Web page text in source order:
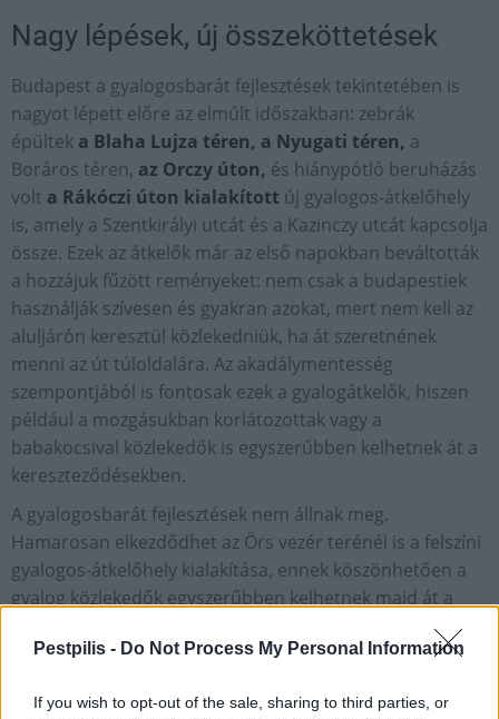
Pestpilis - Do Not Process My Personal Information
If you wish to opt-out of the sale, sharing to third parties, or
Nagy lépések, új összeköttetések
Budapest a gyalogosbarát fejlesztések tekintetében is
nagyot lépett előre az elmúlt időszakban: zebrák
épültek a Blaha Lujza téren, a Nyugati téren, a
Boráros téren, az Orczy úton, és hiánypótló beruházás
volt a Rákóczi úton kialakított új gyalogos-átkelőhely
is, amely a Szentkirályi utcát és a Kazinczy utcát kapcsolja
össze. Ezek az átkelők már az első napokban beváltották
a hozzájuk fűzött reményeket: nem csak a budapestiek
használják szívesen és gyakran azokat, mert nem kell az
aluljárón keresztül közlekedniük, ha át szeretnének
menni az út túloldalára. Az akadálymentesség
szempontjából is fontosak ezek a gyalogátkelők, hiszen
például a mozgásukban korlátozottak vagy a
babakocsival közlekedők is egyszerűbben kelhetnek át a
kereszteződésekben.
A gyalogosbarát fejlesztések nem állnak meg.
Hamarosan elkezdődhet az Örs vezér terénél is a felszíni
gyalogos-átkelőhely kialakítása, ennek köszönhetően a
gyalog közlekedők egyszerűbben kelhetnek majd át a
gyalogosátkelő